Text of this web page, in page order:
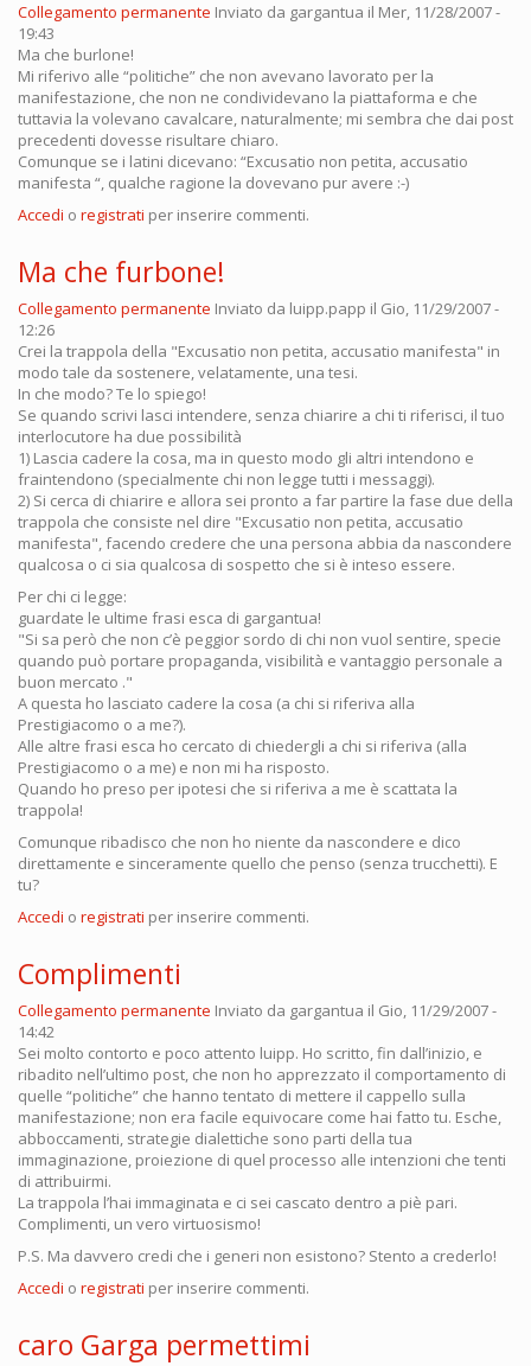
Collegamento permanente Inviato da gargantua il Mer, 11/28/2007 -
19:43
Ma che burlone!
Mi riferivo alle “politiche” che non avevano lavorato per la
manifestazione, che non ne condividevano la piattaforma e che
tuttavia la volevano cavalcare, naturalmente; mi sembra che dai post
precedenti dovesse risultare chiaro.
Comunque se i latini dicevano: “Excusatio non petita, accusatio
manifesta “, qualche ragione la dovevano pur avere :-)
Accedi o registrati per inserire commenti.
Ma che furbone!
Collegamento permanente Inviato da luipp.papp il Gio, 11/29/2007 -
12:26
Crei la trappola della "Excusatio non petita, accusatio manifesta" in
modo tale da sostenere, velatamente, una tesi.
In che modo? Te lo spiego!
Se quando scrivi lasci intendere, senza chiarire a chi ti riferisci, il tuo
interlocutore ha due possibilità
1) Lascia cadere la cosa, ma in questo modo gli altri intendono e
fraintendono (specialmente chi non legge tutti i messaggi).
2) Si cerca di chiarire e allora sei pronto a far partire la fase due della
trappola che consiste nel dire "Excusatio non petita, accusatio
manifesta", facendo credere che una persona abbia da nascondere
qualcosa o ci sia qualcosa di sospetto che si è inteso essere.
Per chi ci legge:
guardate le ultime frasi esca di gargantua!
"Si sa però che non c’è peggior sordo di chi non vuol sentire, specie
quando può portare propaganda, visibilità e vantaggio personale a
buon mercato ."
A questa ho lasciato cadere la cosa (a chi si riferiva alla
Prestigiacomo o a me?).
Alle altre frasi esca ho cercato di chiedergli a chi si riferiva (alla
Prestigiacomo o a me) e non mi ha risposto.
Quando ho preso per ipotesi che si riferiva a me è scattata la
trappola!
Comunque ribadisco che non ho niente da nascondere e dico
direttamente e sinceramente quello che penso (senza trucchetti). E
tu?
Accedi o registrati per inserire commenti.
Complimenti
Collegamento permanente Inviato da gargantua il Gio, 11/29/2007 -
14:42
Sei molto contorto e poco attento luipp. Ho scritto, fin dall’inizio, e
ribadito nell’ultimo post, che non ho apprezzato il comportamento di
quelle “politiche” che hanno tentato di mettere il cappello sulla
manifestazione; non era facile equivocare come hai fatto tu. Esche,
abboccamenti, strategie dialettiche sono parti della tua
immaginazione, proiezione di quel processo alle intenzioni che tenti
di attribuirmi.
La trappola l’hai immaginata e ci sei cascato dentro a piè pari.
Complimenti, un vero virtuosismo!
P.S. Ma davvero credi che i generi non esistono? Stento a crederlo!
Accedi o registrati per inserire commenti.
caro Garga permettimi